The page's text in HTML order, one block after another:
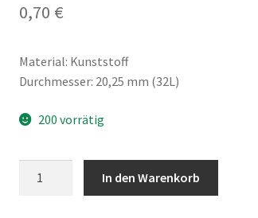
0,70 €
Material: Kunststoff
Durchmesser: 20,25 mm (32L)
200 vorrätig
In den Warenkorb